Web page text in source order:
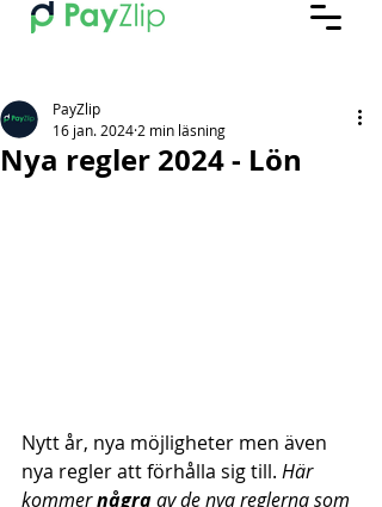
Nya regler 2024 - Lön
PayZlip
16 jan. 2024 2 min läsning
Nytt år, nya möjligheter men även
nya regler att förhålla sig till. Här
kommer någraav de nya reglerna som